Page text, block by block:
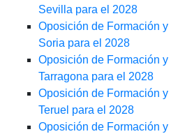
Sevilla para el 2028
Oposición de Formación
Soria para el 2028
Oposición de Formación
Tarragona para el 2028
Oposición de Formación
Teruel para el 2028
Oposición de Formación